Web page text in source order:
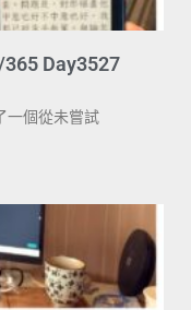
Day3527
一個從未嘗試